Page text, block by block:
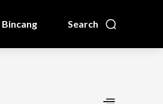
Search
Bincang